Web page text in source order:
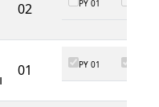
02 PY 01
01 PY 01